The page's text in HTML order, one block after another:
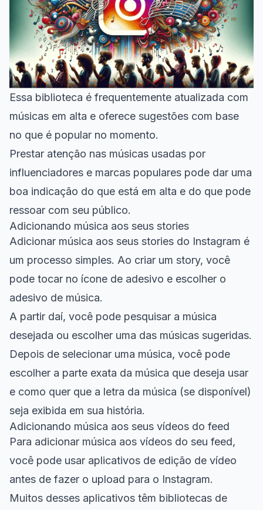
Essa biblioteca é frequentemente atualizada com
músicas em alta e oferece sugestões com base
no que é popular no momento.
Prestar atenção nas músicas usadas por
influenciadores e marcas populares pode dar uma
boa indicação do que está em alta e do que pode
ressoar com seu público.
Adicionando música aos seus stories
Adicionar música aos seus stories do Instagram é
um processo simples. Ao criar um story, você
pode tocar no ícone de adesivo e escolher o
adesivo de música.
A partir daí, você pode pesquisar a música
desejada ou escolher uma das músicas sugeridas.
Depois de selecionar uma música, você pode
escolher a parte exata da música que deseja usar
e como quer que a letra da música (se disponível)
seja exibida em sua história.
Adicionando música aos seus vídeos do feed
Para adicionar música aos vídeos do seu feed,
você pode usar aplicativos de edição de vídeo
antes de fazer o upload para o Instagram.
Muitos desses aplicativos têm bibliotecas de